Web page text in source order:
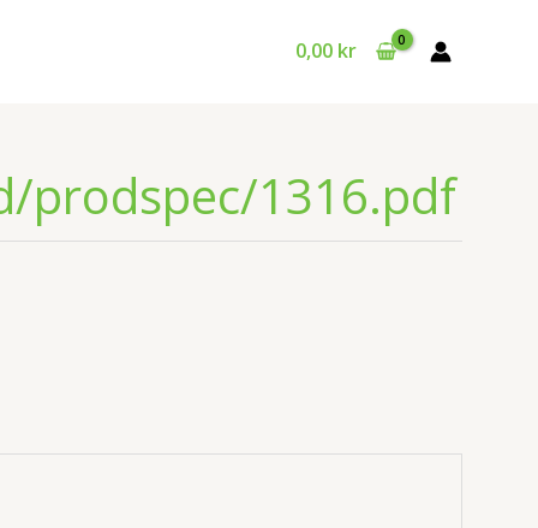
0,00 kr
prodspec/1316.pdf